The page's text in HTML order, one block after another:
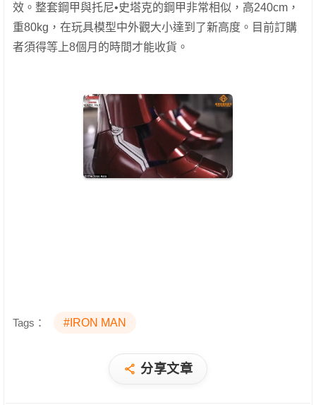
效。整套鋼甲與托尼•史塔克的鋼甲非常相似，高240cm，
重80kg，在玩具模型中外觀大小達到了新高度。目前訂購
者須得等上8個月的時間才能收貨。
Tags： #IRON MAN
分享文章